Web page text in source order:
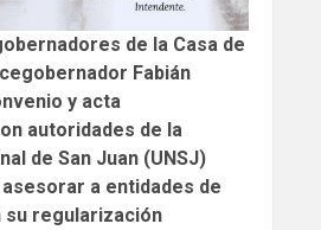
de la Casa de
Fabián
y acta
autoridades de la
de San Juan (UNSJ)
a entidades de
regularización